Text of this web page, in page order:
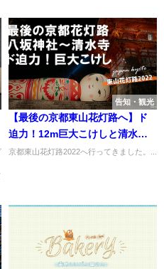
告知・観光
【最後の京都東山花灯路へ】ド
迫力！12m巨大こけしと清水寺
【八坂神社から】
京都東山花灯路2022へ行ってきました。...